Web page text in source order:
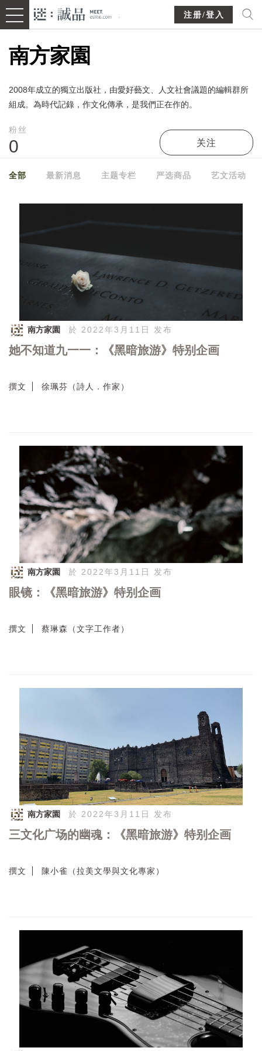
注册/登入
南方家園
2008年成立的獨立出版社，由愛好藝文、人文社會議題的編輯群所
組成。為時代記錄，作文化傳承，是我們正在作的。
粉丝
0 关注
全部 最新消息 主题专栏 严选商品 艺文活动
南方家園 於 2022年3月11日 发布
她不知道九一一：《黑暗旅游》特别企画
撰文 徐珮芬（詩人．作家）
南方家園 於 2022年3月11日 发布
眼镜：《黑暗旅游》特别企画
撰文 蔡琳森（文字工作者）
南方家園 於 2022年3月11日 发布
三文化广场的幽魂：《黑暗旅游》特别企画
撰文 陳小雀（拉美文學與文化專家）